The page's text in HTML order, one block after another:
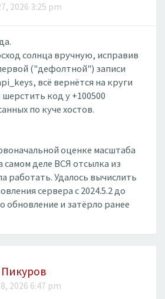
2026 3:25 pm
солнца вручную, исправив
("дефолтной") записи
всё вернётся на круги
код у +100500
по куче хостов.
оценке масштаба
самом деле ВСЯ отсылка из
работать. Удалось вычислить
сервера с 2024.5.2 до
обновление и затёрло ранее
2026 6:47 pm